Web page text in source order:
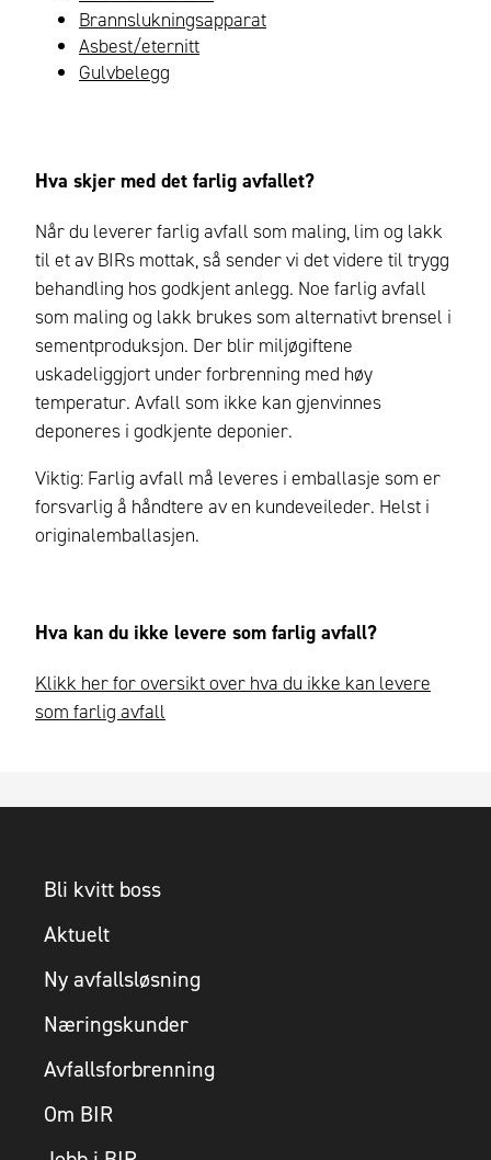
Brannslukningsapparat
Asbest/eternitt
Gulvbelegg
Hva skjer med det farlig avfallet?
Når du leverer farlig avfall som maling, lim og lakk
til et av BIRs mottak, så sender vi det videre til trygg
behandling hos godkjent anlegg. Noe farlig avfall
som maling og lakk brukes som alternativt brensel i
sementproduksjon. Der blir miljøgiftene
uskadeliggjort under forbrenning med høy
temperatur. Avfall som ikke kan gjenvinnes
deponeres i godkjente deponier.
Viktig: Farlig avfall må leveres i emballasje som er
forsvarlig å håndtere av en kundeveileder. Helst i
originalemballasjen.
Hva kan du ikke levere som farlig avfall?
Klikk her for oversikt over hva du ikke kan levere
som farlig avfall
Bli kvitt boss
Aktuelt
Ny avfallsløsning
Næringskunder
Avfallsforbrenning
Om BIR